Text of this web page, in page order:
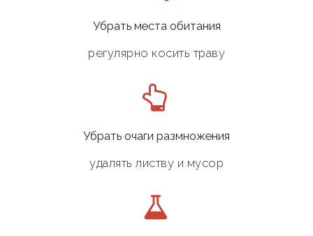
Убрать места обитания
регулярно косить траву
Убрать очаги размножения
удалять листву и мусор